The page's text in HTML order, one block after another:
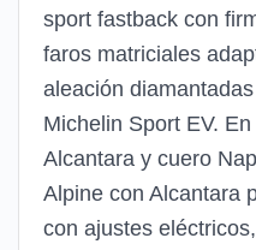
sport fastback con
faros matriciales
aleación
Michelin Sport EV.
Alcantara y cuero
Alpine con Alcantara
con ajustes